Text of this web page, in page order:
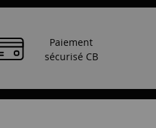
Paiement
sécurisé CB